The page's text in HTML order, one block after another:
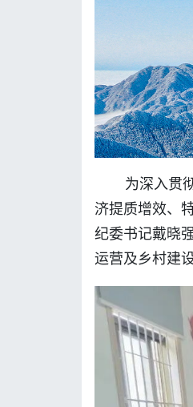
为深入贯
济提质增效、
纪委书记戴晓
运营及乡村建